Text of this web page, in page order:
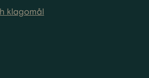
klagomål